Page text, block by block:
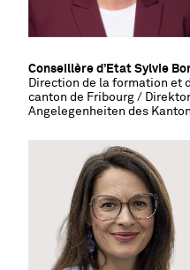
Conseillère d’Etat Sylvie
Direction de la formation et
canton de Fribourg /
Angelegenheiten des